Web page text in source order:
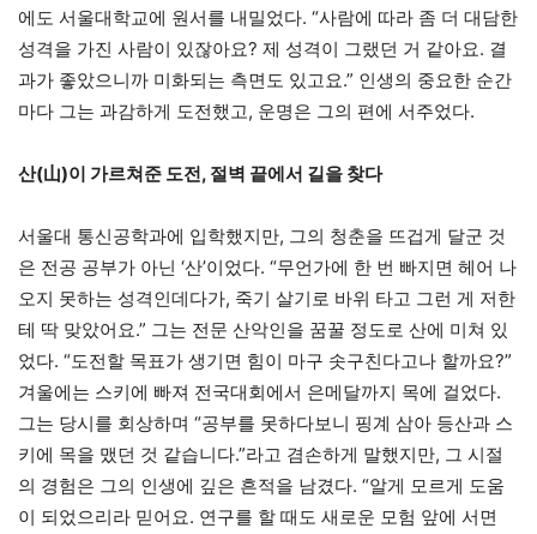
에도 서울대학교에 원서를 내밀었다. “사람에 따라 좀 더 대담한
성격을 가진 사람이 있잖아요? 제 성격이 그랬던 거 같아요. 결
과가 좋았으니까 미화되는 측면도 있고요.” 인생의 중요한 순간
마다 그는 과감하게 도전했고, 운명은 그의 편에 서주었다.
산(山)이 가르쳐준 도전, 절벽 끝에서 길을 찾다
서울대 통신공학과에 입학했지만, 그의 청춘을 뜨겁게 달군 것
은 전공 공부가 아닌 ‘산’이었다. “무언가에 한 번 빠지면 헤어 나
오지 못하는 성격인데다가, 죽기 살기로 바위 타고 그런 게 저한
테 딱 맞았어요.” 그는 전문 산악인을 꿈꿀 정도로 산에 미쳐 있
었다. “도전할 목표가 생기면 힘이 마구 솟구친다고나 할까요?”
겨울에는 스키에 빠져 전국대회에서 은메달까지 목에 걸었다.
그는 당시를 회상하며 “공부를 못하다보니 핑계 삼아 등산과 스
키에 목을 맸던 것 같습니다.”라고 겸손하게 말했지만, 그 시절
의 경험은 그의 인생에 깊은 흔적을 남겼다. “알게 모르게 도움
이 되었으리라 믿어요. 연구를 할 때도 새로운 모험 앞에 서면